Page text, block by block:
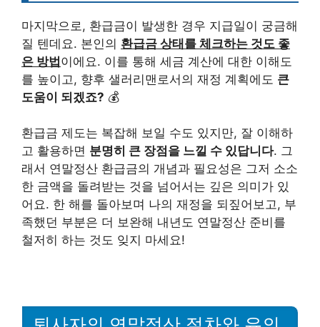
마지막으로, 환급금이 발생한 경우 지급일이 궁금해
질 텐데요. 본인의 환급금 상태를 체크하는 것도 좋
은 방법이에요. 이를 통해 세금 계산에 대한 이해도
를 높이고, 향후 샐러리맨로서의 재정 계획에도 큰
도움이 되겠죠? 💰
환급금 제도는 복잡해 보일 수도 있지만, 잘 이해하
고 활용하면 분명히 큰 장점을 느낄 수 있답니다. 그
래서 연말정산 환급금의 개념과 필요성은 그저 소소
한 금액을 돌려받는 것을 넘어서는 깊은 의미가 있
어요. 한 해를 돌아보며 나의 재정을 되짚어보고, 부
족했던 부분은 더 보완해 내년도 연말정산 준비를
철저히 하는 것도 잊지 마세요!